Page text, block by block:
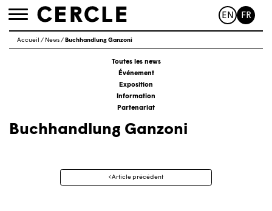
Toggle
EN FR
Accueil / News/ Buchhandlung Ganzoni
Toutes les news
Événement
Exposition
Information
Partenariat
Buchhandlung Ganzoni
Navigation
Article précédent